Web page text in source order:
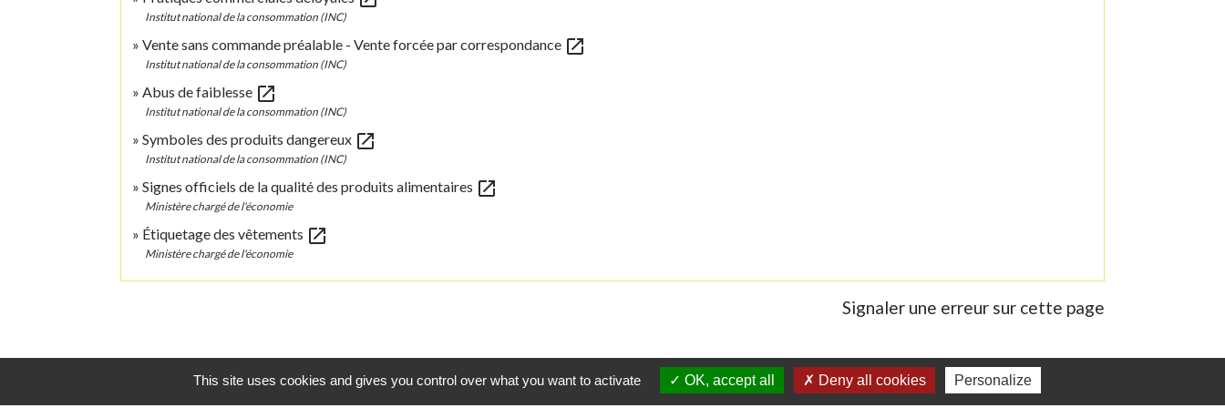
Institut national de la consommation (INC)
Vente sans commande préalable - Vente forcée par correspondance open_in_new
Institut national de la consommation (INC)
Abus de faiblesse open_in_new
Institut national de la consommation (INC)
Symboles des produits dangereux open_in_new
Institut national de la consommation (INC)
Signes officiels de la qualité des produits alimentaires open_in_new
Ministère chargé de l'économie
Étiquetage des vêtements open_in_new
Ministère chargé de l'économie
Signaler une erreur sur cette page
This site uses cookies and gives you control over what you want to activate OK, accept all Deny all cookies Personalize